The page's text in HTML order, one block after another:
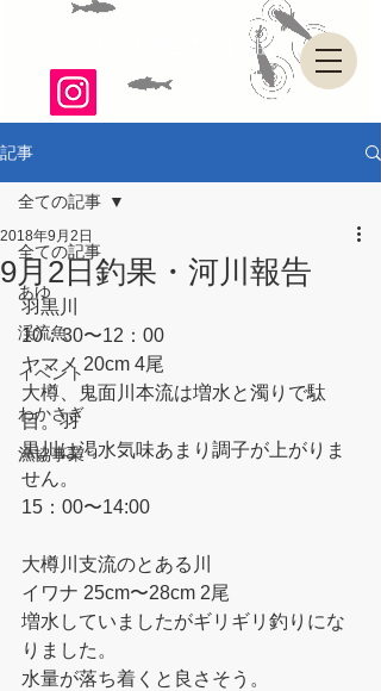
山形県・県南漁業協同組合
記事
全ての記事
あゆ
渓流魚
イベント
わかさぎ
漁協事業
全ての記事
9月2日釣果・河川報告
2018年9月2日
羽黒川
10：30〜12：00
ヤマメ 20cm 4尾
大樽、鬼面川本流は増水と濁りで駄
目。羽
黒川は渇水気味あまり調子が上がりま
せん。
15：00〜14:00
大樽川支流のとある川
イワナ 25cm〜28cm 2尾
増水していましたがギリギリ釣りにな
りました。
水量が落ち着くと良さそう。